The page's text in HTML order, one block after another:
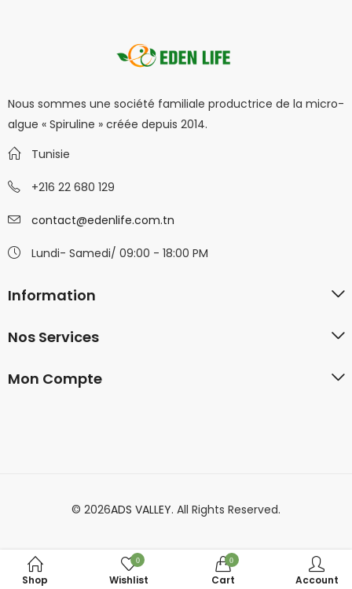
Nous sommes une société familiale productrice de la micro-
algue « Spiruline » créée depuis 2014.
Tunisie
+216 22 680 129
contact@edenlife.com.tn
Lundi- Samedi/ 09:00 - 18:00 PM
Information
Nos Services
Mon Compte
© 2026ADS VALLEY. All Rights Reserved.
Shop
0
Wishlist
0
Cart Account